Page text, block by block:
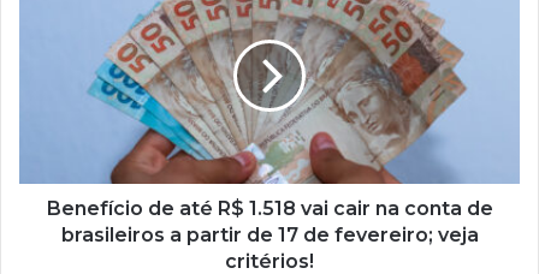
conta
brasileiros
Benefício de até R$ 1.518 vai cair na conta de
brasileiros a partir de 17 de fevereiro; veja
critérios!